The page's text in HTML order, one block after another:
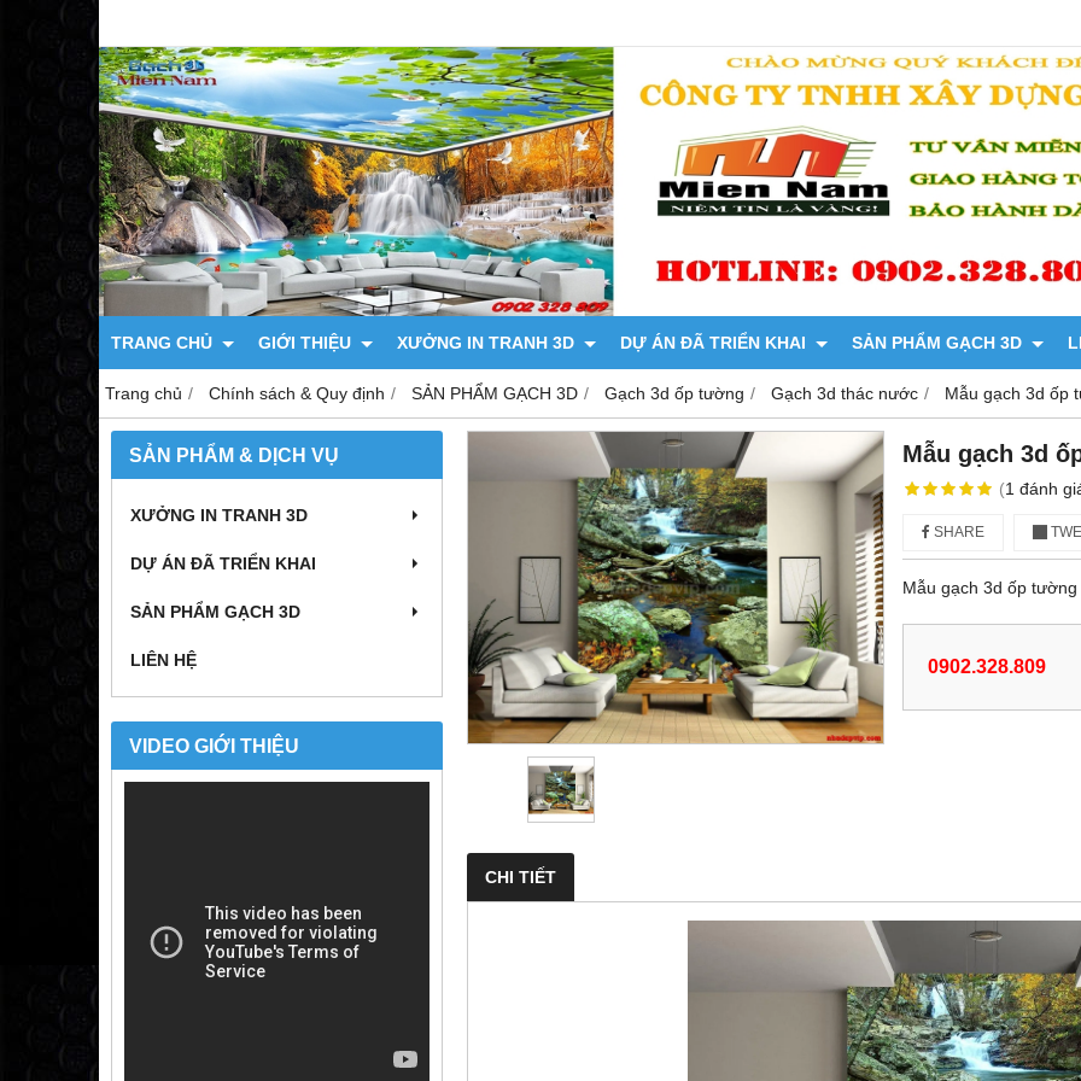
TRANG CHỦ GIỚI THIỆU XƯỞNG IN TRANH 3D DỰ ÁN ĐÃ TRIỂN KHAI SẢN PHẨM GẠCH 3D
Trang chủ Chính sách & Quy định SẢN PHẨM GẠCH 3D Gạch 3d ốp tường Gạch 3d thác nước Mẫu gạch 3d ốp
SẢN PHẨM & DỊCH VỤ
XƯỞNG IN TRANH 3D
DỰ ÁN ĐÃ TRIỂN KHAI
SẢN PHẨM GẠCH 3D
LIÊN HỆ
VIDEO GIỚI THIỆU
Mẫu gạch 3d
(1 đánh
SHARE
Mẫu gạch 3d ốp tường
0902.328.809
CHI TIẾT